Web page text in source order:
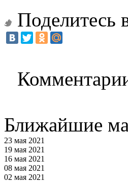
Поделитесь
Ближайшие
23 мая 2021
19 мая 2021
16 мая 2021
08 мая 2021
02 мая 2021